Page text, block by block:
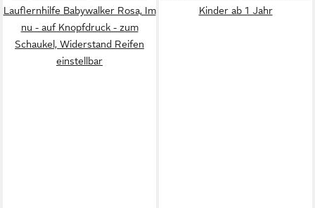
Lauflernhilfe Babywalker Rosa, Im
nu - auf Knopfdruck - zum
Schaukel, Widerstand Reifen
einstellbar
Kinder ab 1 Jahr